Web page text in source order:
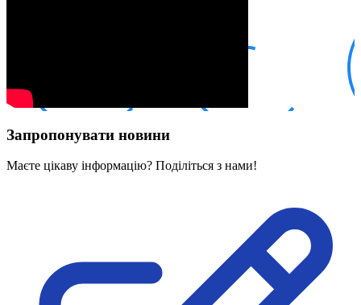
Історія глухих
Брифінги
Офіційна інформація
Всеукраїнська Рада голів обласних
організацій УТОГ
Всеукраїнська Рада ветеранів УТОГ
Всеукраїнська Рада перекладачів жестової
Запропонувати новини
Маєте цікаву інформацію? Поділіться з нами!